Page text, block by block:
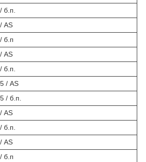
б.п.
AS
б.п
AS
б.п.
/ AS
/ б.п.
AS
б.п.
AS
б.п